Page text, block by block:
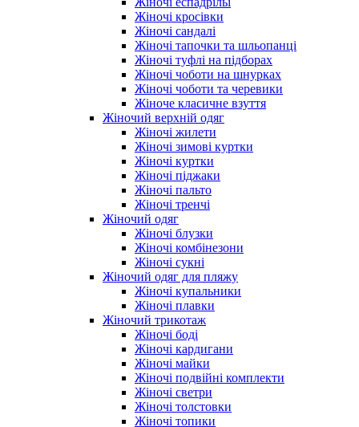
Жіночі кросівки
Жіночі сандалі
Жіночі тапочки та шльопанці
Жіночі туфлі на підборах
Жіночі чоботи на шнурках
Жіночі чоботи та черевики
Жіноче класичне взуття
Жіночий верхній одяг
Жіночі жилети
Жіночі зимові куртки
Жіночі куртки
Жіночі піджаки
Жіночі пальто
Жіночі тренчі
Жіночий одяг
Жіночі блузки
Жіночі комбінезони
Жіночі сукні
Жіночий одяг для пляжу
Жіночі купальники
Жіночі плавки
Жіночий трикотаж
Жіночі боді
Жіночі кардигани
Жіночі майки
Жіночі подвійні комплекти
Жіночі светри
Жіночі толстовки
Жіночі топики